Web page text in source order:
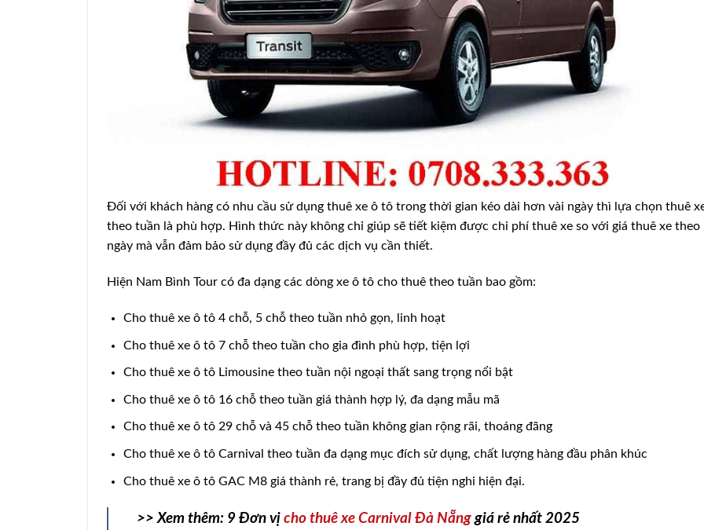
Đối với khách hàng có nhu cầu sử dụng thuê xe ô tô trong thời gian kéo dài hơn vài ngày thì lựa chọn thuê
theo tuần là phù hợp. Hình thức này không chỉ giúp sẽ tiết kiệm được chi phí thuê xe so với giá thuê xe theo
ngày mà vẫn đảm bảo sử dụng đầy đủ các dịch vụ cần thiết.
Hiện Nam Bình Tour có đa dạng các dòng xe ô tô cho thuê theo tuần bao gồm:
Cho thuê xe ô tô 4 chỗ, 5 chỗ theo tuần nhỏ gọn, linh hoạt
Cho thuê xe ô tô 7 chỗ theo tuần cho gia đình phù hợp, tiện lợi
Cho thuê xe ô tô Limousine theo tuần nội ngoại thất sang trọng nổi bật
Cho thuê xe ô tô 16 chỗ theo tuần giá thành hợp lý, đa dạng mẫu mã
Cho thuê xe ô tô 29 chỗ và 45 chỗ theo tuần không gian rộng rãi, thoáng đãng
Cho thuê xe ô tô Carnival theo tuần đa dạng mục đích sử dụng, chất lượng hàng đầu phân khúc
Cho thuê xe ô tô GAC M8 giá thành rẻ, trang bị đầy đủ tiện nghi hiện đại.
>> Xem thêm: 9 Đơn vị cho thuê xe Carnival Đà Nẵnggiá rẻ nhất 2025